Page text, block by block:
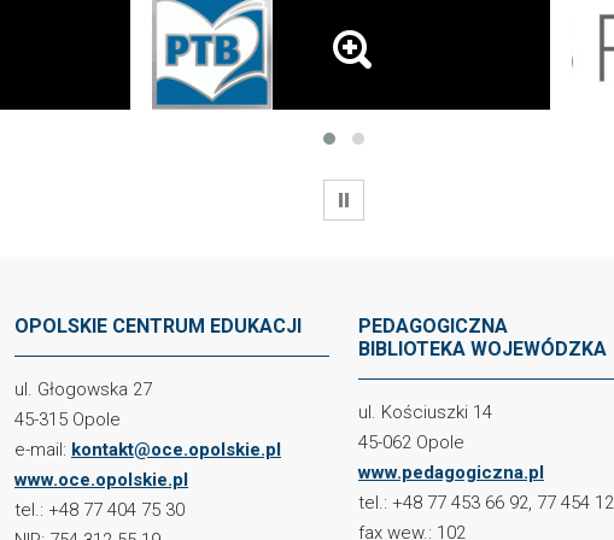
WSTRZYMAJ
OPOLSKIE CENTRUM EDUKACJI
ul. Głogowska 27
45-315 Opole
e-mail: kontakt@oce.opolskie.pl
www.oce.opolskie.pl
tel.: +48 77 404 75 30
PEDAGOGICZNA
BIBLIOTEKA WOJEWÓDZKA
ul. Kościuszki 14
45-062 Opole
www.pedagogiczna.pl
tel.: +48 77 453 66 92, 77 454
fax wew.: 102